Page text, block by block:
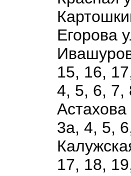
Егорова
15, 16,
4, 5, 6, 7,
3а, 4, 5,
17, 18,